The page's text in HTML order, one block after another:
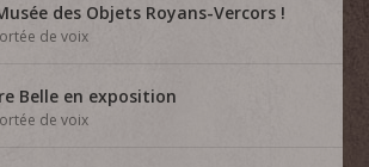
des Objets Royans-Vercors !
de voix
Belle en exposition
de voix